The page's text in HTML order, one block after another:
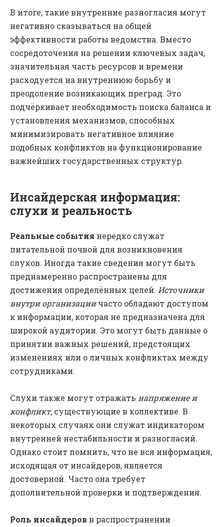
В итоге, такие внутренние разногласия могут
негативно сказываться на общей
эффективности работы ведомства. Вместо
сосредоточения на решении ключевых задач,
значительная часть ресурсов и времени
расходуется на внутреннюю борьбу и
преодоление возникающих преград. Это
подчёркивает необходимость поиска баланса и
установления механизмов, способных
минимизировать негативное влияние
подобных конфликтов на функционирование
важнейших государственных структур.
Инсайдерская информация:
слухи и реальность
Реальные события нередко служат
питательной почвой для возникновения
слухов. Иногда такие сведения могут быть
преднамеренно распространены для
достижения определённых целей. Источники
внутри организациичасто обладают доступом
к информации, которая не предназначена для
широкой аудитории. Это могут быть данные о
принятии важных решений, предстоящих
изменениях или о личных конфликтах между
сотрудниками.
Слухи также могут отражать напряжение и
конфликт, существующие в коллективе. В
некоторых случаях они служат индикатором
внутренней нестабильности и разногласий.
Однако стоит помнить, что не вся информация,
исходящая от инсайдеров, является
достоверной. Часто она требует
дополнительной проверки и подтверждения.
Роль инсайдеровв распространении